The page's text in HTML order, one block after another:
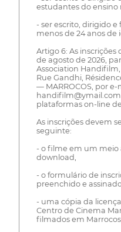
estudantes do ensino
- ser escrito, dirigido
menos de 24 anos de
Artigo 6: As inscrições
de agosto de 2026,
Association
Rue Gandhi,
— MARROCOS, por e-
plataformas on-line
As inscrições devem
seguinte:
- o filme em um
download,
- o formulário de
preenchido e
- uma cópia da
Centro de Cinema
filmados em